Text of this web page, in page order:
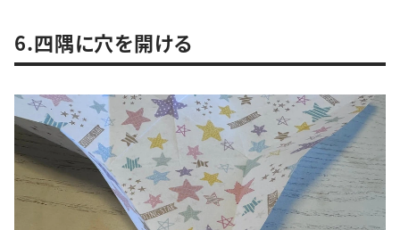
6.四隅に穴を開ける